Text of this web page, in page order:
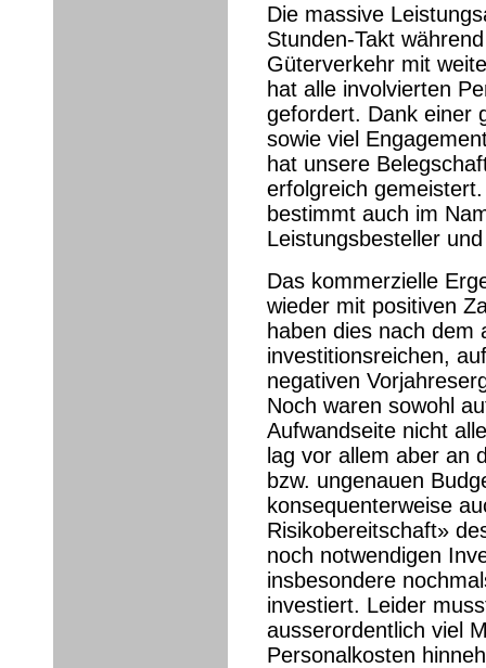
Die massive
Stunden-Takt
Güterverkehr mit
hat alle involvierten
gefordert. Dank einer
sowie viel
hat unsere
erfolgreich
bestimmt auch im
Leistungsbesteller
Das kommerzielle
wieder mit positiven
haben dies nach dem
investitionsreichen,
negativen
Noch waren sowohl
Aufwandseite nicht
lag vor allem aber an
bzw. ungenauen
konsequenterweise
Risikobereitschaft»
noch notwendigen
insbesondere
investiert. Leider
ausserordentlich viel
Personalkosten